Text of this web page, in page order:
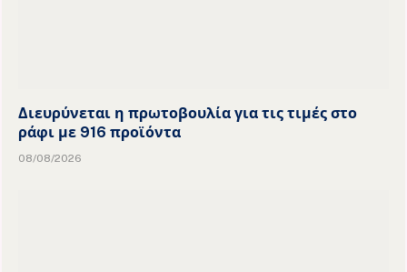
Διευρύνεται η πρωτοβουλία για τις τιμές στο
ράφι με 916 προϊόντα
08/08/2026